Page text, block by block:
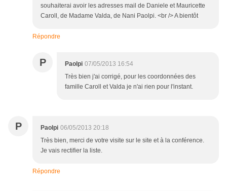
souhaiterai avoir les adresses mail de Daniele et Mauricette
Caroll, de Madame Valda, de Nani Paolpi. <br /> A bientôt
Répondre
P Paolpi 07/05/2013 16:54
Très bien j'ai corrigé, pour les coordonnées des
famille Caroll et Valda je n'ai rien pour l'instant.
P Paolpi 06/05/2013 20:18
Très bien, merci de votre visite sur le site et à la conférence.
Je vais rectifier la liste.
Répondre